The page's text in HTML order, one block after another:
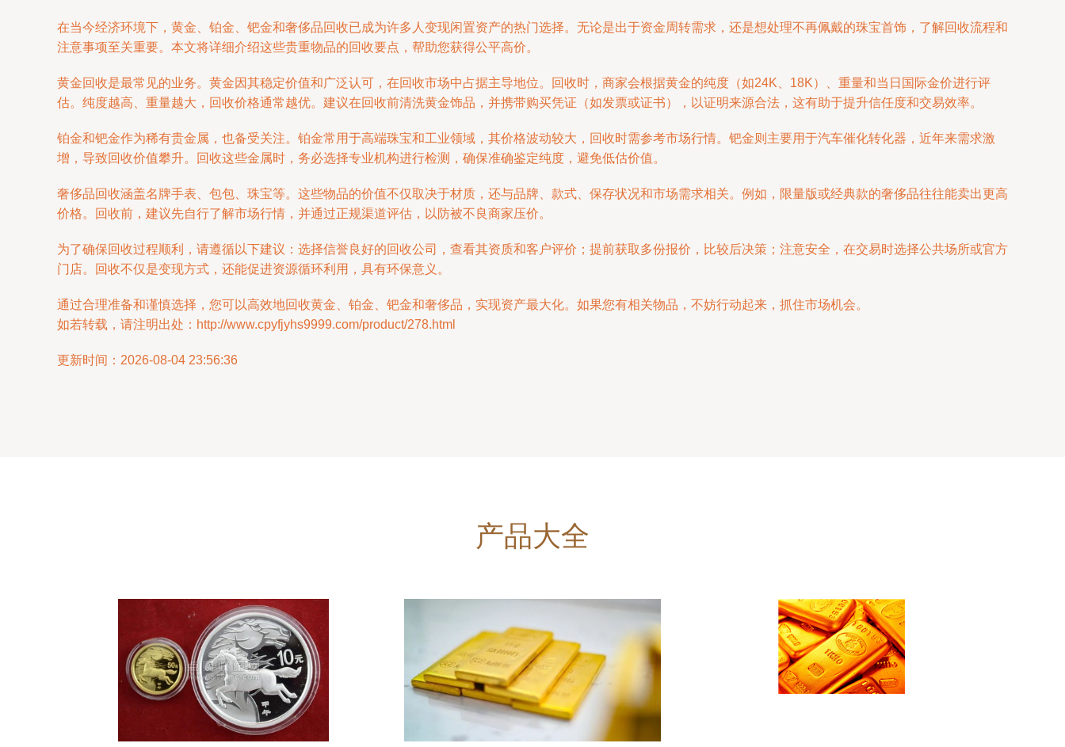
在当今经济环境下，黄金、铂金、钯金和奢侈品回收已成为许多人变现闲置资产的热门选择。无论是出于资金周转需求，还是想处理不再佩戴的珠宝首饰，了解回收流程和
注意事项至关重要。本文将详细介绍这些贵重物品的回收要点，帮助您获得公平高价。
黄金回收是最常见的业务。黄金因其稳定价值和广泛认可，在回收市场中占据主导地位。回收时，商家会根据黄金的纯度（如24K、18K）、重量和当日国际金价进行评
估。纯度越高、重量越大，回收价格通常越优。建议在回收前清洗黄金饰品，并携带购买凭证（如发票或证书），以证明来源合法，这有助于提升信任度和交易效率。
铂金和钯金作为稀有贵金属，也备受关注。铂金常用于高端珠宝和工业领域，其价格波动较大，回收时需参考市场行情。钯金则主要用于汽车催化转化器，近年来需求激
增，导致回收价值攀升。回收这些金属时，务必选择专业机构进行检测，确保准确鉴定纯度，避免低估价值。
奢侈品回收涵盖名牌手表、包包、珠宝等。这些物品的价值不仅取决于材质，还与品牌、款式、保存状况和市场需求相关。例如，限量版或经典款的奢侈品往往能卖出更高
价格。回收前，建议先自行了解市场行情，并通过正规渠道评估，以防被不良商家压价。
为了确保回收过程顺利，请遵循以下建议：选择信誉良好的回收公司，查看其资质和客户评价；提前获取多份报价，比较后决策；注意安全，在交易时选择公共场所或官方
门店。回收不仅是变现方式，还能促进资源循环利用，具有环保意义。
通过合理准备和谨慎选择，您可以高效地回收黄金、铂金、钯金和奢侈品，实现资产最大化。如果您有相关物品，不妨行动起来，抓住市场机会。
如若转载，请注明出处：http://www.cpyfjyhs9999.com/product/278.html
更新时间：2026-08-04 23:56:36
产品大全